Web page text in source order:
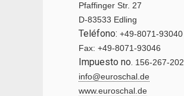
Pfaffinger Str. 27
D-83533 Edling
Teléfono: +49-8071-93040
Fax: +49-8071-93046
Impuesto no. 156-267-
info@euroschal.de
www.euroschal.de